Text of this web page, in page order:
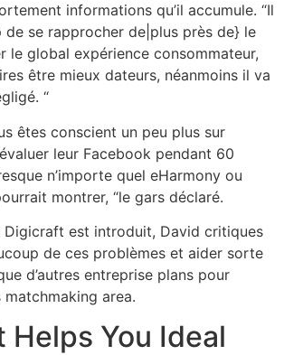
informations qu’il accumule. “Il
de se rapprocher de|plus près de} le
le global expérience consommateur,
être mieux dateurs, néanmoins il va
“
êtes conscient un peu plus sur
leur Facebook pendant 60
n’importe quel eHarmony ou
montrer, “le gars déclaré.
Digicraft est introduit, David critiques
de ces problèmes et aider sorte
d’autres entreprise plans pour
area.
Helps You Ideal